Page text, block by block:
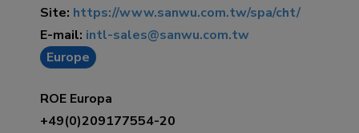
Site: https://www.sanwu.com.tw/spa/cht/
E-mail: intl-sales@sanwu.com.tw
Europe
ROE Europa
+49(0)209177554-20